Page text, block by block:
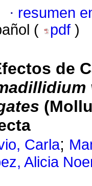
· resumen
(
pdf )
de
Carla;
Alicia